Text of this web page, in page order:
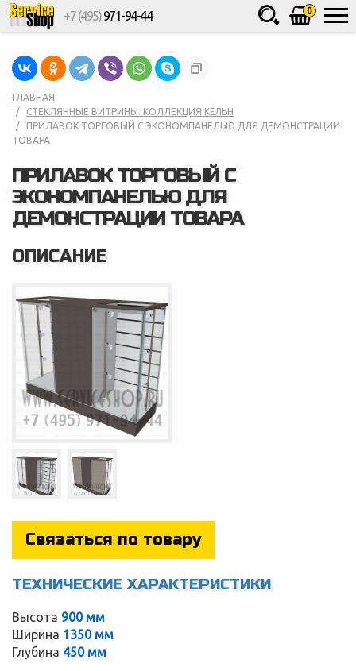
Service
0
+7 (495)971-94-44
ГЛАВНАЯ
СТЕКЛЯННЫЕ ВИТРИНЫ. КОЛЛЕКЦИЯ КЁЛЬН
ПРИЛАВОК ТОРГОВЫЙ С ЭКОНОМПАНЕЛЬЮ ДЛЯ ДЕМОНСТРАЦИИ
ТОВАРА
ПРИЛАВОК ТОРГОВЫЙ С
ЭКОНОМПАНЕЛЬЮ ДЛЯ
ДЕМОНСТРАЦИИ ТОВАРА
ОПИСАНИЕ
Связаться по товару
ТЕХНИЧЕСКИЕ ХАРАКТЕРИСТИКИ
Высота 900 мм
Ширина 1350 мм
Глубина 450 мм